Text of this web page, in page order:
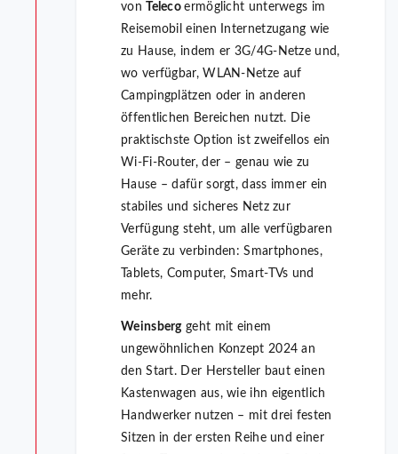
von
Telecoermöglicht unterwegs im
Reisemobil einen Internetzugang wie
zu Hause, indem er 3G/4G-Netze und,
wo verfügbar, WLAN-Netze auf
Campingplätzen oder in anderen
öffentlichen Bereichen nutzt. Die
praktischste Option ist zweifellos ein
Wi-Fi-Router, der – genau wie zu
Hause – dafür sorgt, dass immer ein
stabiles und sicheres Netz zur
Verfügung steht, um alle verfügbaren
Geräte zu verbinden: Smartphones,
Tablets, Computer, Smart-TVs und
mehr.
Weinsberggeht mit einem
ungewöhnlichen Konzept 2024 an
den Start. Der Hersteller baut einen
Kastenwagen aus, wie ihn eigentlich
Handwerker nutzen – mit drei festen
Sitzen in der ersten Reihe und einer